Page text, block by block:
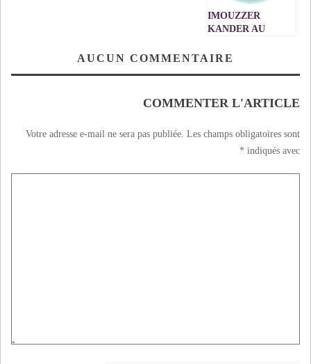
IMOUZZER
KANDER AU
AVEC LE 12ème
AUCUN COMMENTAIRE
COMMENTER L'ARTICLE
Votre adresse e-mail ne sera pas publiée. Les champs obligatoires sont
indiqués avec
*